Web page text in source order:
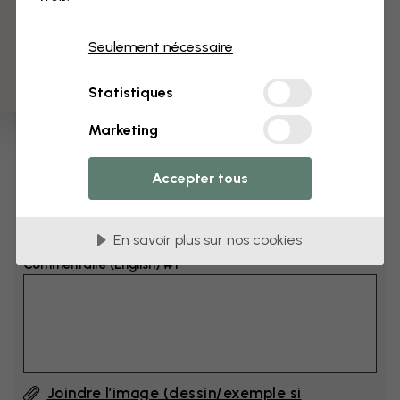
Ajoutez 6–10 cm à la largeur et à la hauteur
Ajouter un commentaire
Commentaire (English) #1
Joindre l’image (dessin/exemple si
Seulement nécessaire
Statistiques
Marketing
Accepter tous
En savoir plus sur nos cookies